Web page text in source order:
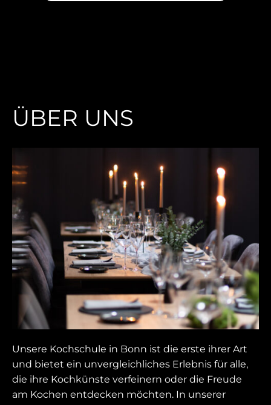
ÜBER UNS
Unsere Kochschule in Bonn ist die erste ihrer Art
und bietet ein unvergleichliches Erlebnis für alle,
die ihre Kochkünste verfeinern oder die Freude
am Kochen entdecken möchten. In unserer